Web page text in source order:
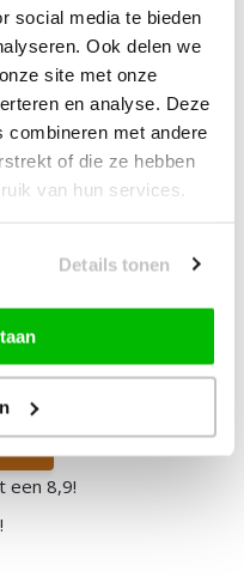
social media te bieden
Ook delen we
site met onze
en analyse. Deze
combineren met andere
of die ze hebben
van hun services.
Details tonen
49,9535,00
Je bespaart14,95
het juiste product te
een 8,9!